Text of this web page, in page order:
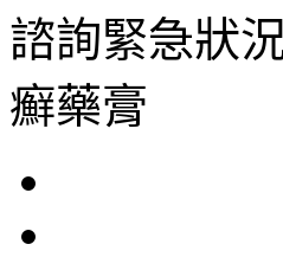
諮詢緊急狀
癬藥膏